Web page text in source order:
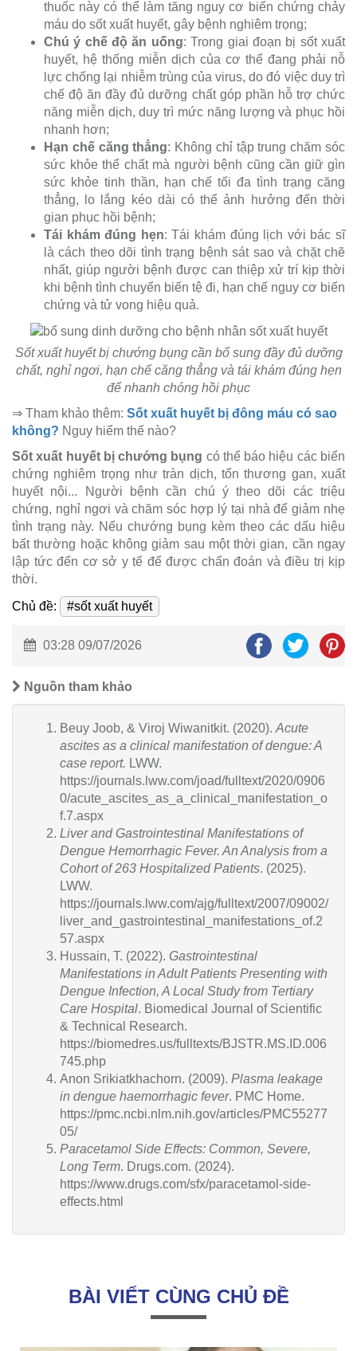
thuốc này có thể làm tăng nguy cơ biến chứng chảy
máu do sốt xuất huyết, gây bệnh nghiêm trọng;
Chú ý chế độ ăn uống: Trong giai đoạn bị sốt xuất
huyết, hệ thống miễn dịch của cơ thể đang phải nỗ
lực chống lại nhiễm trùng của virus, do đó việc duy trì
chế độ ăn đầy đủ dưỡng chất góp phần hỗ trợ chức
năng miễn dịch, duy trì mức năng lượng và phục hồi
nhanh hơn;
Hạn chế căng thẳng: Không chỉ tập trung chăm sóc
sức khỏe thể chất mà người bệnh cũng cần giữ gìn
sức khỏe tinh thần, hạn chế tối đa tình trạng căng
thẳng, lo lắng kéo dài có thể ảnh hưởng đến thời
gian phục hồi bệnh;
Tái khám đúng hẹn: Tái khám đúng lịch với bác sĩ
là cách theo dõi tình trạng bệnh sát sao và chặt chẽ
nhất, giúp người bệnh được can thiệp xử trí kịp thời
khi bệnh tình chuyển biến tệ đi, hạn chế nguy cơ biến
chứng và tử vong hiệu quả.
Sốt xuất huyết bị chướng bụng cần bổ sung đầy đủ dưỡng
chất, nghỉ ngơi, hạn chế căng thẳng và tái khám đúng hẹn
để nhanh chóng hồi phục
⇒ Tham khảo thêm: Sốt xuất huyết bị đông máu có sao
không? Nguy hiểm thế nào?
Sốt xuất huyết bị chướng bụng có thể báo hiệu các biến
chứng nghiêm trọng như tràn dịch, tổn thương gan, xuất
huyết nội... Người bệnh cần chú ý theo dõi các triệu
chứng, nghỉ ngơi và chăm sóc hợp lý tại nhà để giảm nhẹ
tình trạng này. Nếu chướng bụng kèm theo các dấu hiệu
bất thường hoặc không giảm sau một thời gian, cần ngay
lập tức đến cơ sở y tế để được chẩn đoán và điều trị kịp
thời.
Chủ đề:
#sốt xuất huyết
03:28 09/07/2026
Nguồn tham khảo
Beuy Joob, & Viroj Wiwanitkit. (2020). Acute
ascites as a clinical manifestation of dengue: A
case report. LWW.
https://journals.lww.com/joad/fulltext/2020/0906
0/acute_ascites_as_a_clinical_manifestation_o
f.7.aspx
Liver and Gastrointestinal Manifestations of
Dengue Hemorrhagic Fever. An Analysis from a
Cohort of 263 Hospitalized Patients. (2025).
LWW.
https://journals.lww.com/ajg/fulltext/2007/09002/
liver_and_gastrointestinal_manifestations_of.2
57.aspx
Hussain, T. (2022). Gastrointestinal
Manifestations in Adult Patients Presenting with
Dengue Infection, A Local Study from Tertiary
Care Hospital. Biomedical Journal of Scientific
& Technical Research.
https://biomedres.us/fulltexts/BJSTR.MS.ID.006
745.php
Anon Srikiatkhachorn. (2009). Plasma leakage
in dengue haemorrhagic fever. PMC Home.
https://pmc.ncbi.nlm.nih.gov/articles/PMC55277
05/
Paracetamol Side Effects: Common, Severe,
Long Term. Drugs.com. (2024).
https://www.drugs.com/sfx/paracetamol-side-
effects.html
BÀI VIẾT CÙNG CHỦ ĐỀ